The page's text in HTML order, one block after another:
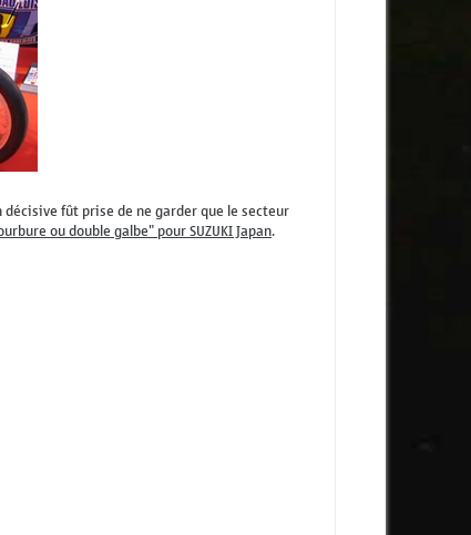
fût prise de ne garder que le secteur
ou double galbe" pour SUZUKI Japan.